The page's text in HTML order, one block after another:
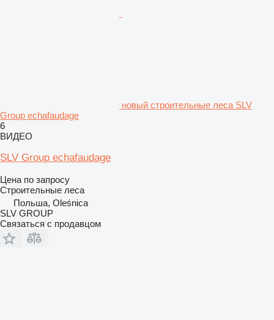
новый строительные леса SLV
Group echafaudage
6
ВИДЕО
SLV Group echafaudage
Цена по запросу
Строительные леса
Польша, Oleśnica
SLV GROUP
Связаться с продавцом